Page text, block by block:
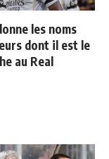
les noms
dont il est le
au Real